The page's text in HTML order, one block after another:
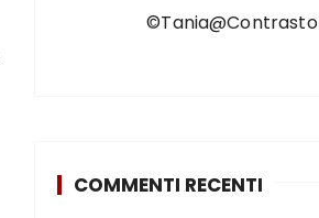
©Tania@Contrasto
COMMENTI RECENTI